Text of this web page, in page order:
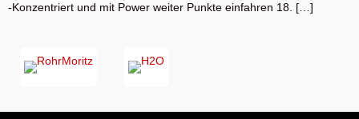
-Konzentriert und mit Power weiter Punkte einfahren 18. […]